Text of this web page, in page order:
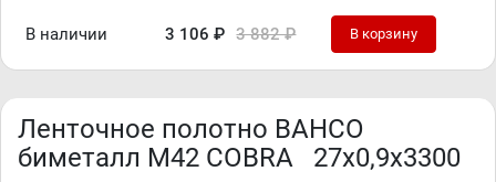
В наличии 3 106 ₽ 3 882 ₽ В корзину
Ленточное полотно BAHCO
биметалл M42 COBRA 27х0,9х3300